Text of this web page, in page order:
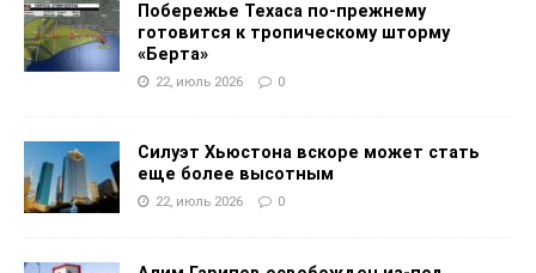
Побережье Техаса по-прежнему
готовится к тропическому шторму
«Берта»
22, июль 2026 0
Силуэт Хьюстона вскоре может стать
еще более высотным
22, июль 2026 0